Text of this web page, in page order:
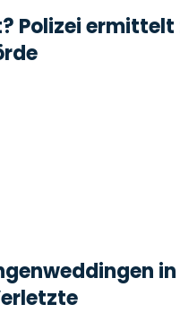
Polizei ermittelt
in